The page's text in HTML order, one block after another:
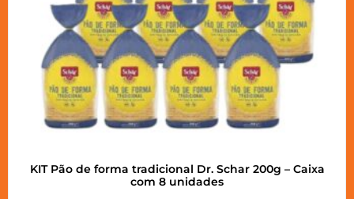
KIT Pão de forma tradicional Dr. Schar 200g – Caixa
com 8 unidades